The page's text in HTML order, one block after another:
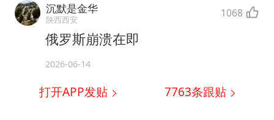
沉默是金华
陕西西安 1068
俄罗斯崩溃在即
2026-06-14
打开APP发贴 7763条跟贴